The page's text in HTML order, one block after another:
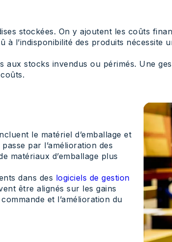
stockées. On y ajoutent les coûts
à l’indisponibilité des produits
aux stocks invendus ou périmés. Une
le matériel d’emballage et
par l’amélioration des
matériaux d’emballage plus
dans des logiciels de gestion
être alignés sur les gains
et l’amélioration du